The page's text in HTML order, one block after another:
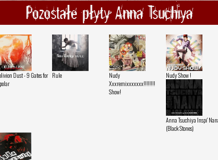
Pozostałe płyty Anna Tsuchiya
Dust - 9 Gates for Rule
Nudy
Xxxremixxxxxxx!!!!!!!!
Show!
Nudy Show !
Anna Tsuchiya Inspi'
(Black Stones)